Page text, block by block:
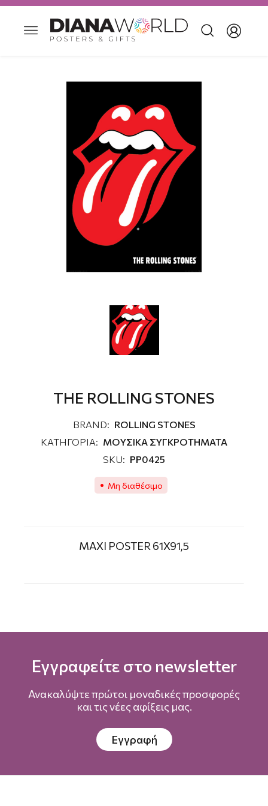
THE ROLLING STONES
BRAND: ROLLING STONES
ΚΑΤΗΓΟΡΙΑ: MOΥΣΙΚΑ ΣΥΓΚΡΟΤΗΜΑΤΑ
SKU: PP0425
Μη διαθέσιμο
MAXI POSTER 61X91,5
Εγγραφείτε στο newsletter
Ανακαλύψτε πρώτοι μοναδικές προσφορές
και τις νέες αφίξεις μας.
Εγγραφή